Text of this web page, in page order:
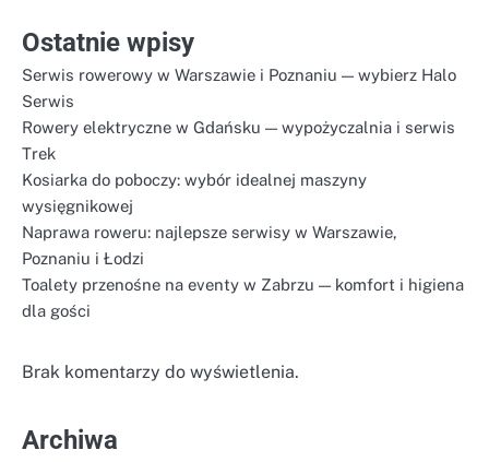
Ostatnie wpisy
Serwis rowerowy w Warszawie i Poznaniu — wybierz Halo
Serwis
Rowery elektryczne w Gdańsku — wypożyczalnia i serwis
Trek
Kosiarka do poboczy: wybór idealnej maszyny
wysięgnikowej
Naprawa roweru: najlepsze serwisy w Warszawie,
Poznaniu i Łodzi
Toalety przenośne na eventy w Zabrzu — komfort i higiena
dla gości
Brak komentarzy do wyświetlenia.
Archiwa